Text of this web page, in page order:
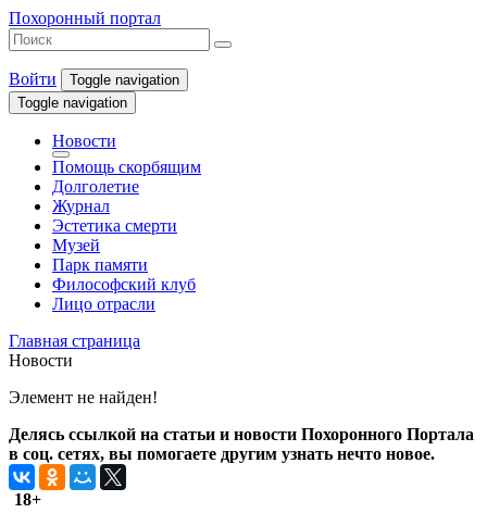
Похоронный портал
Войти
Toggle navigation
Toggle navigation
Новости
Помощь скорбящим
Долголетие
Журнал
Эстетика смерти
Музей
Парк памяти
Философский клуб
Лицо отрасли
Главная страница
Новости
Элемент не найден!
Делясь ссылкой на статьи и новости Похоронного Портала
в соц. сетях, вы помогаете другим узнать нечто новое.
18+